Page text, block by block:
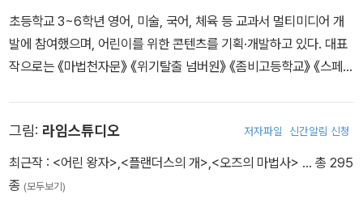
초등학교 3~6학년 영어, 미술, 국어, 체육 등 교과서 멀티미디어 개
발에 참여했으며, 어린이를 위한 콘텐츠를 기획·개발하고 있다. 대표
작으로는 《마법천자문》 《위기탈출 넘버원》 《좀비고등학교》 《스페셜
그림: 라임스튜디오 저자파일 신간알림 신청
최근작 : <어린 왕자>,<플랜더스의 개>,<오즈의 마법사> … 총 295
종 (모두보기)